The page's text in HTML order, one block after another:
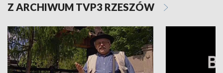
Z ARCHIWUM TVP3 RZESZÓW